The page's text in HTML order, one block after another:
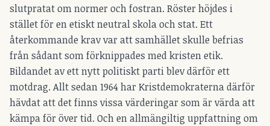
slutpratat om normer och fostran. Röster höjdes i
stället för en etiskt neutral skola och stat. Ett
återkommande krav var att samhället skulle befrias
från sådant som förknippades med kristen etik.
Bildandet av ett nytt politiskt parti blev därför ett
motdrag. Allt sedan 1964 har Kristdemokraterna därför
hävdat att det finns vissa värderingar som är värda att
kämpa för över tid. Och en allmängiltig uppfattning om